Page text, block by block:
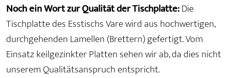
Noch ein Wort zur Qualität der Tischplatte:Die
Tischplatte des Esstischs Vare wird aus hochwertigen,
durchgehenden Lamellen (Brettern) gefertigt. Vom
Einsatz keilgezinkter Platten sehen wir ab, da dies nicht
unserem Qualitätsanspruch entspricht.